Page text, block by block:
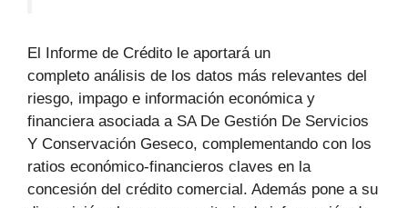
El Informe de Crédito le aportará un
completo análisis de los datos más relevantes del
riesgo, impago e información económica y
financiera asociada a SA De Gestión De Servicios
Y Conservación Geseco, complementando con los
ratios económico-financieros claves en la
concesión del crédito comercial. Además pone a su